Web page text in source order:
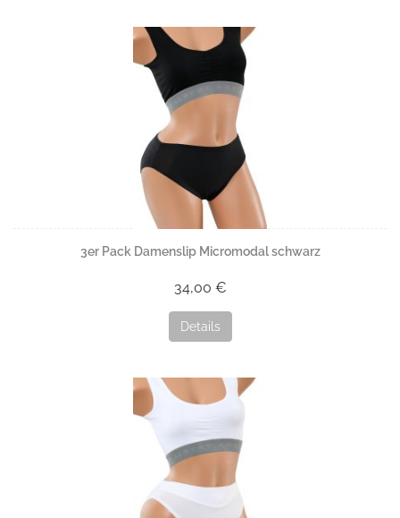
3er Pack Damenslip Micromodal schwarz
34,00 €
Details